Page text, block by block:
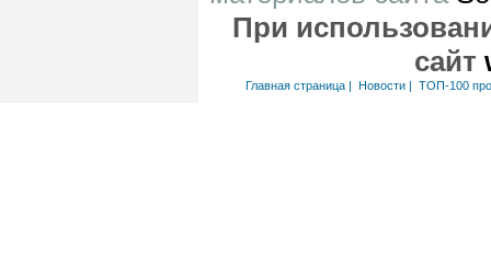
При
сайт
Главная страница| Новости| ТОП-100